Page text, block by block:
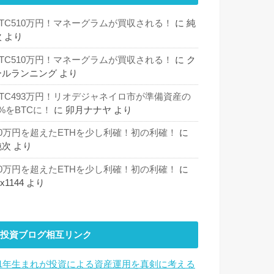
万円！マネーグラムが買収される！ に 純
より
万円！マネーグラムが買収される！ に ク
ルランニング より
万円！リオデジャネイロ市が準備資産の
をBTCに！
に 卯月ナナヤ より
万円を超えたETHを少し利確！初の利確！
に
より
万円を超えたETHを少し利確！初の利確！
に
より
投資ブログ相互リンク
年生まれが投資による資産運用を真剣に考える